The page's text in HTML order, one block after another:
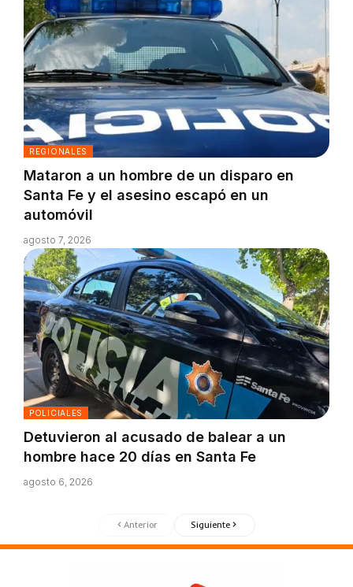
REGIONALES
Mataron a un hombre de un disparo en
Santa Fe y el asesino escapó en un
automóvil
agosto 7, 2026
POLICIALES
Detuvieron al acusado de balear a un
hombre hace 20 días en Santa Fe
agosto 6, 2026
Anterior Siguiente